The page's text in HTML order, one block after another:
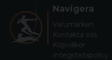
Navigera
Varumärken
Kontakta oss
Köpvillkor
Integritetspolicy